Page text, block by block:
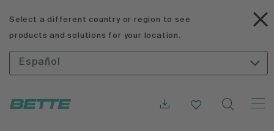
Select a different country or region to see
products and solutions for your location.
Español